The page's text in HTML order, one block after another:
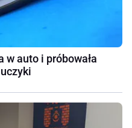
w auto i próbowała